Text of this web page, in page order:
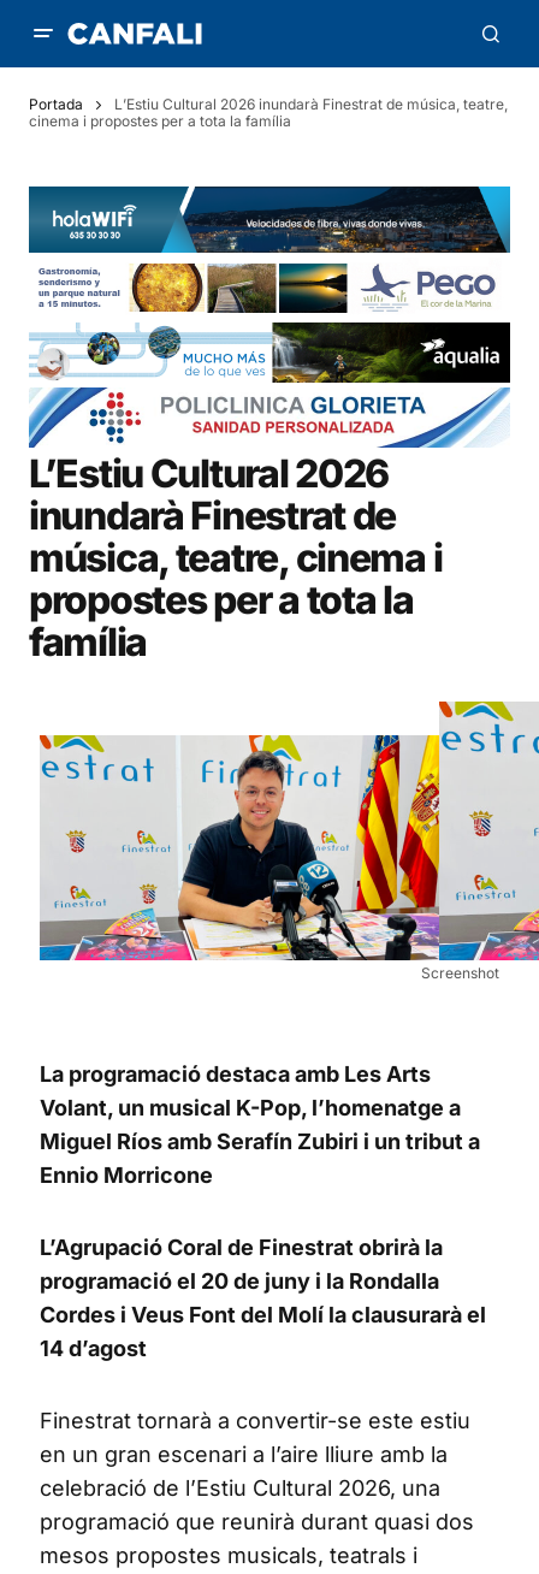
Portada
L’Estiu Cultural 2026 inundarà Finestrat de música, teatre,
cinema i propostes per a tota la família
L’Estiu Cultural 2026
inundarà Finestrat de
música, teatre, cinema i
propostes per a tota la
família
Screenshot
La programació destaca amb Les Arts
Volant, un musical K-Pop, l’homenatge a
Miguel Ríos amb Serafín Zubiri i un tribut a
Ennio Morricone
L’Agrupació Coral de Finestrat obrirà la
programació el 20 de juny i la Rondalla
Cordes i Veus Font del Molí la clausurarà el
14 d’agost
Finestrat tornarà a convertir-se este estiu
en un gran escenari a l’aire lliure amb la
celebració de l’Estiu Cultural 2026, una
programació que reunirà durant quasi dos
mesos propostes musicals, teatrals i